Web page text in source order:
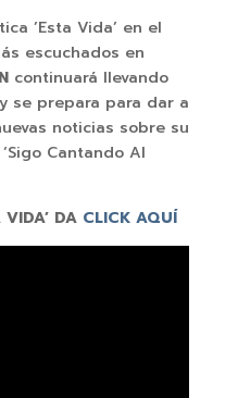
’Esta Vida’ en el
escuchados en
continuará llevando
se prepara para dar a
noticias sobre su
Cantando Al
VIDA’ DACLICK AQUÍ